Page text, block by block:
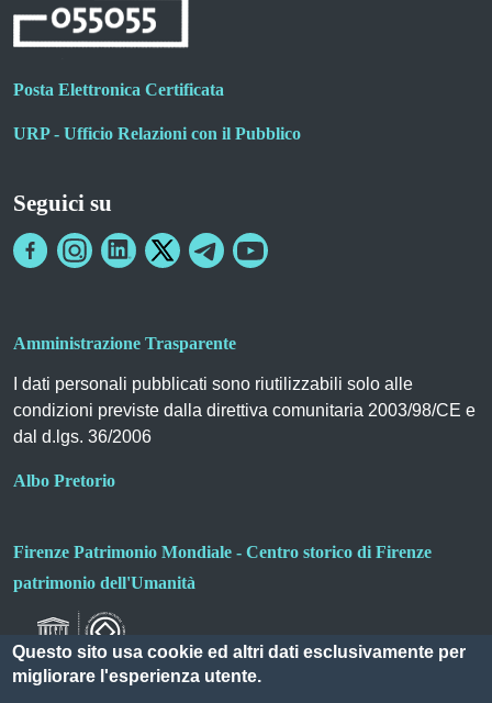
Posta Elettronica Certificata
URP - Ufficio Relazioni con il Pubblico
Seguici su
Amministrazione Trasparente
I dati personali pubblicati sono riutilizzabili solo alle
condizioni previste dalla direttiva comunitaria 2003/98/CE e
dal d.lgs. 36/2006
Albo Pretorio
Firenze Patrimonio Mondiale - Centro storico di Firenze
patrimonio dell'Umanità
Questo sito usa cookie ed altri dati esclusivamente per
migliorare l'esperienza utente.